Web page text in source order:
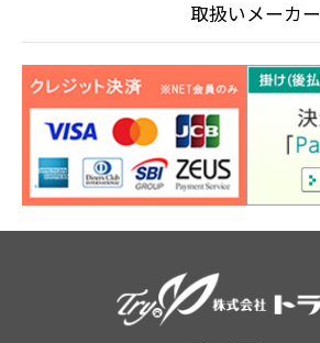
取扱いメーカー